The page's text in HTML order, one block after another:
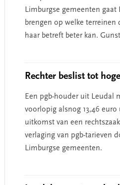
Limburgse gemeenten gaat
brengen op welke terreinen
haar betreft beter kan.
Rechter beslist tot
Een pgb-houder uit Leudal
voorlopig alsnog 13,46
uitkomst van een
verlaging van pgb-tarieven
Limburgse gemeenten.